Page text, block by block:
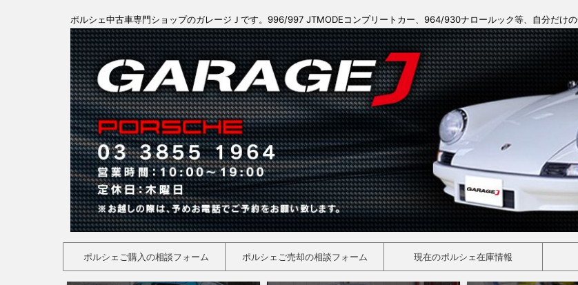
ポルシェ中古車専門ショップのガレージＪです。996/997 JTMODEコンプリートカー、964/930ナロールック等、自分だけ
ポルシェご購入の相談フォーム ポルシェご売却の相談フォーム 現在のポルシェ在庫情報